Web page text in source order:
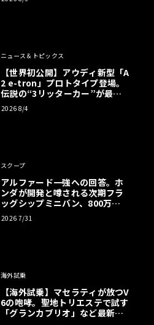
ニュース＆トピックス
【世界初公開】アウディ新型「A
2 e-tron」プロトタイプ登場。
伝説の“3リッターカー”が最高
効率エントリーBEVとして復活
【画像38枚】
2026 8/4
スクープ
アルファード一強への回答。ホ
ンダが開発と噂される次期フラ
ッグシップミニバン、800万円
超の勝算【予想CG】
2026 7/31
海外試乗
【海外試乗】マセラティが放つV
6の咆哮。聖地トリエステで試す
「グランカブリオ」など最新ト